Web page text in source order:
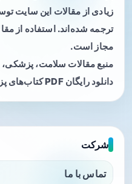
زیادی از مقالات این سایت
ترجمه شده‌اند. استفاده از
مجاز است.
منبع مقالات سلامت،
دانلود رایگان PDF کتاب‌های پزشکی.
شرکت
تماس با ما